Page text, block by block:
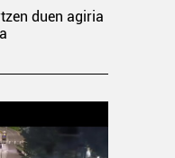
duen agiria